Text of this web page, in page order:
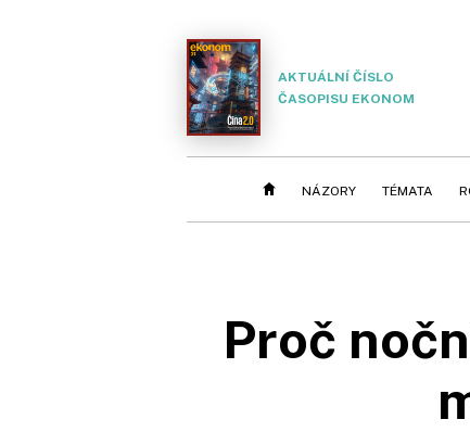
AKTUÁLNÍ ČÍSLO
ČASOPISU EKONOM
NÁZORY TÉMATA
Proč